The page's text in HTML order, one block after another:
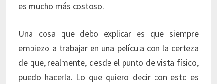
es mucho más costoso.
Una cosa que debo explicar es que siempre
empiezo a trabajar en una película con la certeza
de que, realmente, desde el punto de vista físico,
puedo hacerla. Lo que quiero decir con esto es